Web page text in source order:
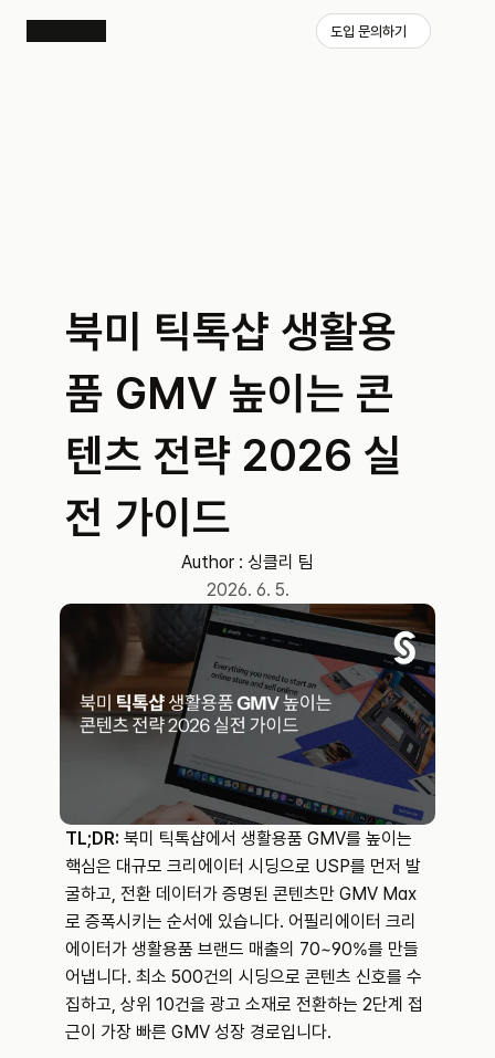
도입 문의하기
북미 틱톡샵 생활용
품 GMV 높이는 콘
텐츠 전략 2026 실
전 가이드
Author : 싱클리 팀
2026. 6. 5.
TL;DR: 북미 틱톡샵에서 생활용품 GMV를 높이는
핵심은 대규모 크리에이터 시딩으로 USP를 먼저 발
굴하고, 전환 데이터가 증명된 콘텐츠만 GMV Max
로 증폭시키는 순서에 있습니다. 어필리에이터 크리
에이터가 생활용품 브랜드 매출의 70~90%를 만들
어냅니다. 최소 500건의 시딩으로 콘텐츠 신호를 수
집하고, 상위 10건을 광고 소재로 전환하는 2단계 접
근이 가장 빠른 GMV 성장 경로입니다.